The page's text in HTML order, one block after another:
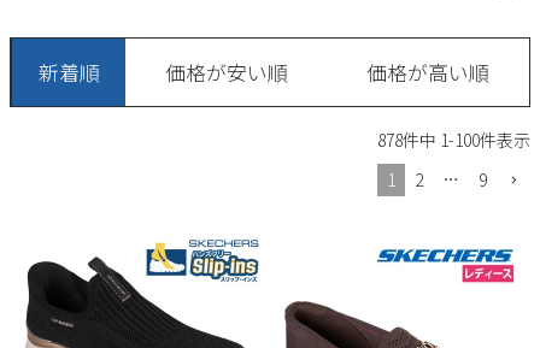
ブーツ
moz
new balance
ワークシューズ
Parade
SKECHERS
ブーツ
new balance
asics
キッズSALE
ボディバッグ
トートバッグ
ショルダーバッグ
すべての商品
ケア用品
詳細検索
会員サービス
お問い合わせ
新着順 価格が安い順 価格が高い順
878件中 1-100件表示
1
2 … 9